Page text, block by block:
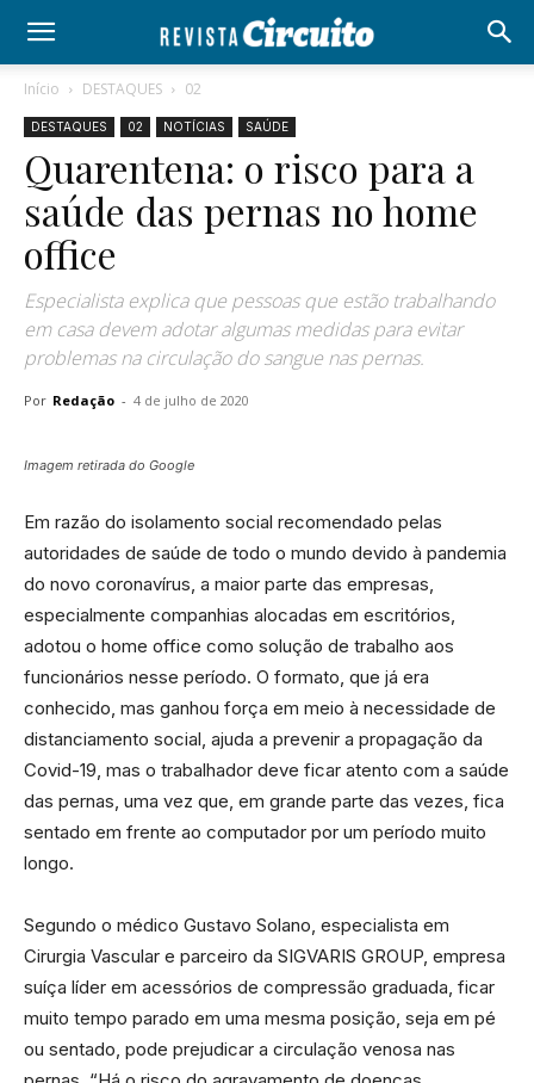
Início DESTAQUES 02
DESTAQUES 02 NOTÍCIAS SAÚDE
Quarentena: o risco para a
saúde das pernas no home
office
Especialista explica que pessoas que estão trabalhando
em casa devem adotar algumas medidas para evitar
problemas na circulação do sangue nas pernas.
Por Redação - 4 de julho de 2020
Imagem retirada do Google
Em razão do isolamento social recomendado pelas
autoridades de saúde de todo o mundo devido à pandemia
do novo coronavírus, a maior parte das empresas,
especialmente companhias alocadas em escritórios,
adotou o home office como solução de trabalho aos
funcionários nesse período. O formato, que já era
conhecido, mas ganhou força em meio à necessidade de
distanciamento social, ajuda a prevenir a propagação da
Covid-19, mas o trabalhador deve ficar atento com a saúde
das pernas, uma vez que, em grande parte das vezes, fica
sentado em frente ao computador por um período muito
longo.
Segundo o médico Gustavo Solano, especialista em
Cirurgia Vascular e parceiro da SIGVARIS GROUP, empresa
suíça líder em acessórios de compressão graduada, ficar
muito tempo parado em uma mesma posição, seja em pé
ou sentado, pode prejudicar a circulação venosa nas